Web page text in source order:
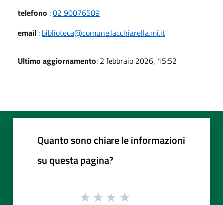
telefono :02 90076589
email : biblioteca@comune.lacchiarella.mi.it
Ultimo aggiornamento: 2 febbraio 2026, 15:52
Quanto sono chiare le informazioni
su questa pagina?